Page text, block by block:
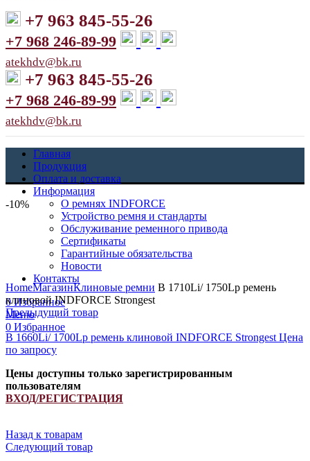
+7 963 845-55-26
+7 968 246-89-99
atekhdv@bk.ru
+7 963 845-55-26
+7 968 246-89-99
atekhdv@bk.ru
Главная
Продукция
Оплата и доставка
Информация
О ремнях INDFORCE
Устройство ремня и стандарты
Обслуживание ременного привода
Сертификаты
Гарантийные обязательства
Новости
Контакты
0Избранное
Меню
0 Избранное
-10%
Увеличить
HomeМагазинКлиновые ремни B 1710Li/ 1750Lp ремень
клиновой INDFORCE Strongest
Предыдущий товар
B 1660Li/ 1700Lp ремень клиновой INDFORCE Strongest Цена
по запросу
Цены доступны только зарегистрированным
пользователям
ВХОД/РЕГИСТРАЦИЯ
Назад к товарам
Следующий товар